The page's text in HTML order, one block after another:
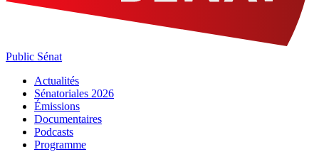
Public Sénat
Actualités
Sénatoriales 2026
Émissions
Documentaires
Podcasts
Programme